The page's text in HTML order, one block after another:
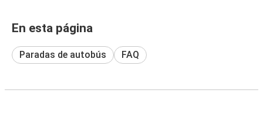
En esta página
Paradas de autobús FAQ